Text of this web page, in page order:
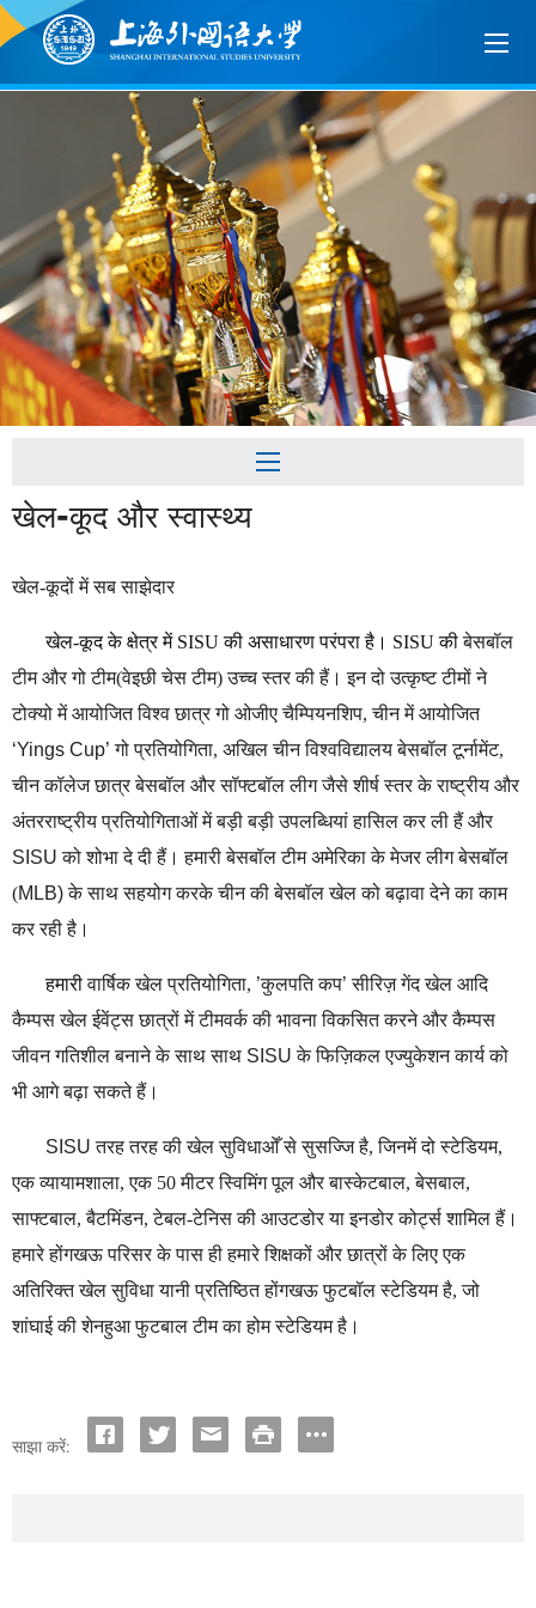
खेल-कूद और स्वास्थ्य
खेल-कूदों में सब साझेदार
खेल-कूद के क्षेत्र में SISU की असाधारण परंपरा है। SISU कीबेसबॉल
टीम और गो टीम(वेइछी चेस टीम) उच्च स्तर की हैं। इन दो उत्कृष्ट टीमों ने
टोक्यो में आयोजित विश्व छात्र गो ओजीए चैम्पियनशिप, चीन में आयोजित
‘Yings Cup’ गोप्रतियोगिता, अखिलचीन विश्वविद्यालय बेसबॉल टूर्नामेंट,
चीन कॉलेज छात्र बेसबॉल और सॉफ्टबॉल लीग जैसे शीर्ष स्तर के राष्ट्रीय और
अंतरराष्ट्रीय प्रतियोगिताओं में बड़ी बड़ी उपलब्धियां हासिल कर ली हैं और
SISUको शोभा दे दी हैं। हमारी बेसबॉल टीम अमेरिका के मेजर लीग बेसबॉल
(MLB)के साथ सहयोग करके चीन की बेसबॉल खेल को बढ़ावा देने का काम
कर रही है।
हमारीवार्षिक खेल प्रतियोगिता, ’कुलपति कप’ सीरिज़ गेंद खेल आदि
कैम्पस खेल ईवेंट्स छात्रों में टीमवर्क की भावना विकसित करने और कैम्पस
जीवन गतिशील बनाने के साथ साथ SISUके फिज़िकल एज्युकेशन कार्य को
भी आगे बढ़ा सकते हैं।
SISUतरह तरह की खेल सुविधाओँ से सुसज्जि है, जिनमें दो स्टेडियम,
एक व्यायामशाला, एक 50 मीटर स्विमिंग पूल और बास्केटबाल, बेसबाल,
साफ्टबाल, बैटमिंडन, टेबल-टेनिस की आउटडोर या इनडोर कोर्ट्स शामिल हैं।
हमारे होंगखऊ परिसर के पास ही हमारे शिक्षकों और छात्रों के लिए एक
अतिरिक्त खेल सुविधा यानी प्रतिष्ठित होंगखऊ फुटबॉल स्टेडियम है, जो
शांघाई की शेनहुआ फुटबाल टीम का होम स्टेडियम है।
साझा करें: